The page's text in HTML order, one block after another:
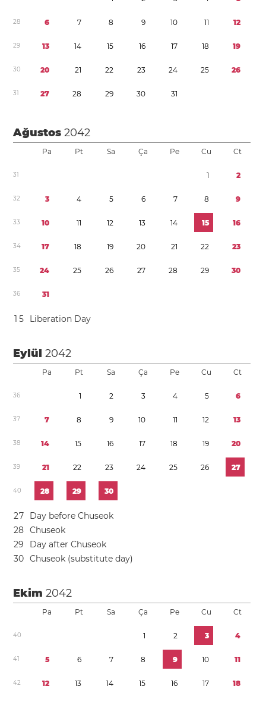
28 6 7 8 9 10 11 12
29 13 14 15 16 17 18 19
30 20 21 22 23 24 25 26
31 27 28 29 30 31
Ağustos2042
Pa Pt Sa Ça Pe Cu Ct
31 1 2
32 3 4 5 6 7 8 9
33 10 11 12 13 14 15 16
34 17 18 19 20 21 22 23
35 24 25 26 27 28 29 30
36 31
1 5 Liberation Day
Eylül2042
Pa Pt Sa Ça Pe Cu Ct
36 1 2 3 4 5 6
37 7 8 9 10 11 12 13
38 14 15 16 17 18 19 20
39 21 22 23 24 25 26 27
40 28 29 30
27
Day before Chuseok
28 Chuseok
29
Day after Chuseok
30 Chuseok (substitute day)
Ekim2042
Pa Pt Sa Ça Pe Cu Ct
40 1 2 3 4
41 5 6 7 8 9 10 11
42 12 13 14 15 16 17 18